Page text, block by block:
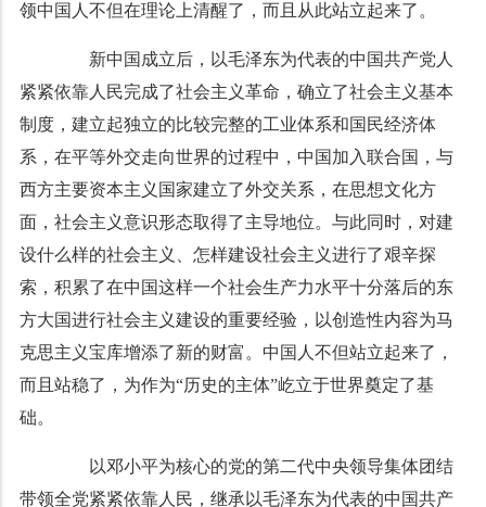
领中国人不但在理论上清醒了，而且从此站立起来了。
新中国成立后，以毛泽东为代表的中国共产党人
紧紧依靠人民完成了社会主义革命，确立了社会主义基本
制度，建立起独立的比较完整的工业体系和国民经济体
系，在平等外交走向世界的过程中，中国加入联合国，与
西方主要资本主义国家建立了外交关系，在思想文化方
面，社会主义意识形态取得了主导地位。与此同时，对建
设什么样的社会主义、怎样建设社会主义进行了艰辛探
索，积累了在中国这样一个社会生产力水平十分落后的东
方大国进行社会主义建设的重要经验，以创造性内容为马
克思主义宝库增添了新的财富。中国人不但站立起来了，
而且站稳了，为作为“历史的主体”屹立于世界奠定了基
础。
以邓小平为核心的党的第二代中央领导集体团结
带领全党紧紧依靠人民，继承以毛泽东为代表的中国共产